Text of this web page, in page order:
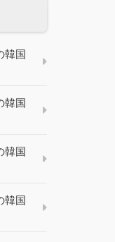
韓国
韓国
韓国
韓国